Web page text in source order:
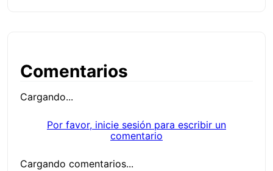
Comentarios
Cargando...
Por favor, inicie sesión para escribir un
comentario
Cargando comentarios...